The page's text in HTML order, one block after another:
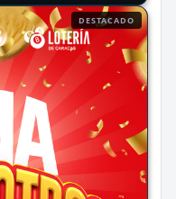
DESTACADO